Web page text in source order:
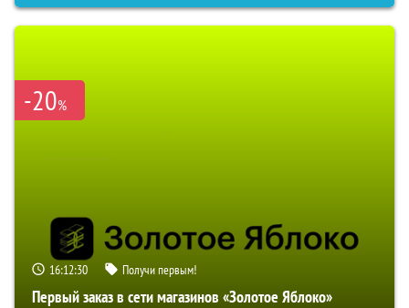
-20%
16:12:29 Получи первым!
Первый заказ в сети магазинов «Золотое Яблоко»